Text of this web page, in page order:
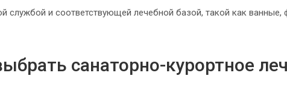
службой и соответствующей лечебной базой, такой как ванные,
санаторно-курортное